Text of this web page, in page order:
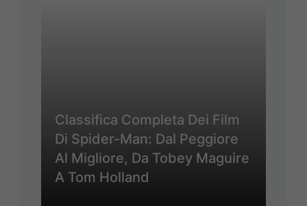
Classifica Completa Dei Film
Di Spider-Man: Dal Peggiore
Al Migliore, Da Tobey Maguire
A Tom Holland